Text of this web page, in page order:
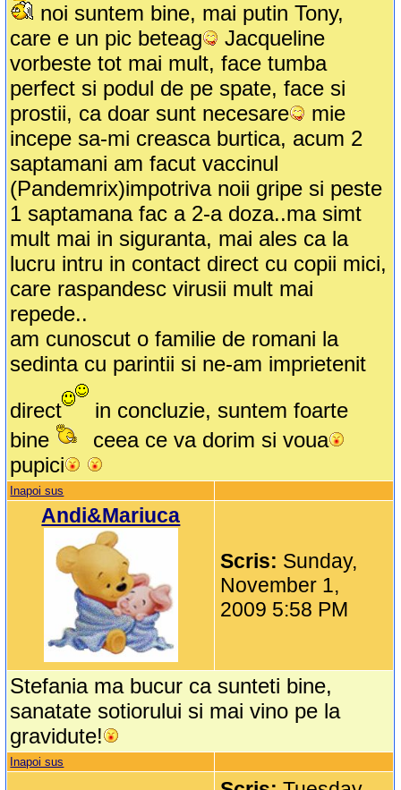
noi suntem bine, mai putin Tony,
care e un pic beteag
Jacqueline
vorbeste tot mai mult, face tumba
perfect si podul de pe spate, face si
prostii, ca doar sunt necesare
mie
incepe sa-mi creasca burtica, acum 2
saptamani am facut vaccinul
(Pandemrix)impotriva noii gripe si peste
1 saptamana fac a 2-a doza..ma simt
mult mai in siguranta, mai ales ca la
lucru intru in contact direct cu copii mici,
care raspandesc virusii mult mai
repede..
am cunoscut o familie de romani la
sedinta cu parintii si ne-am imprietenit
direct
in concluzie, suntem foarte
bine
ceea ce va dorim si voua
pupici
Inapoi sus
Andi&Mariuca
Scris: Sunday,
November 1,
2009 5:58 PM
Stefania ma bucur ca sunteti bine,
sanatate sotiorului si mai vino pe la
gravidute!
Inapoi sus